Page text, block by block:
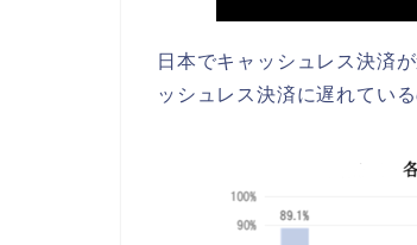
日本でキャッシュレス決済
ッシュレス決済に遅れてい